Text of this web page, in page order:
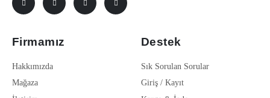
Firmamız
Hakkımızda
Mağaza
Destek
Sık Sorulan Sorular
Giriş / Kayıt